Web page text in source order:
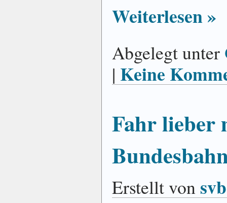
Weiterlesen »
Abgelegt unter
| Keine
Fahr lieber
Erstellt vonsvb